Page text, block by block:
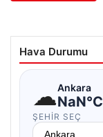
Hava Durumu
☁Ankara
NaN°C
ŞEHIR SEÇ